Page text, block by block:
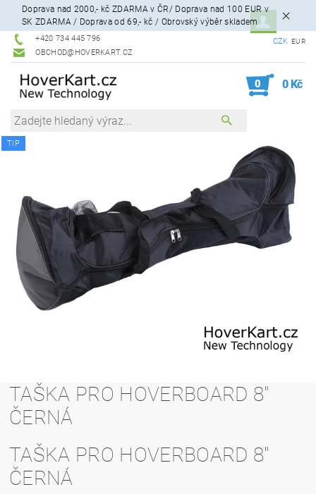
Doprava nad 2000,- kč ZDARMA v ČR/ Doprava nad 100 EUR v
SK ZDARMA / Doprava od 69,- kč / Obrovský výběr skladem
+420 734 445 796
OBCHOD@HOVERKART.CZ
CZK EUR
0 0 Kč
TIP
TAŠKA PRO HOVERBOARD 8"
ČERNÁ
TAŠKA PRO HOVERBOARD 8"
ČERNÁ